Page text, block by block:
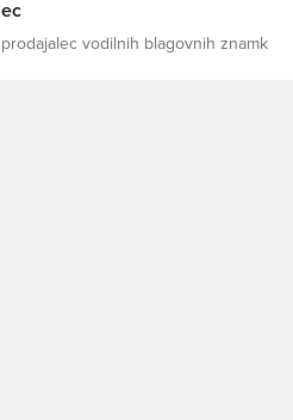
vodilnih blagovnih znamk